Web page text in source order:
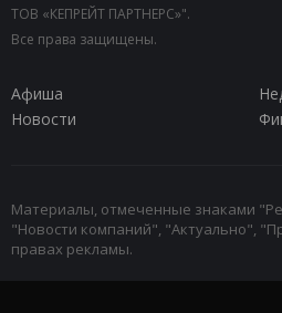
ТОВ «КЕПРЕЙТ ПАРТНЕРС»".
Все права защищены.
Афиша
Новости
Материалы, отмеченные знаками
"Новости компаний", "Актуально",
правах рекламы.